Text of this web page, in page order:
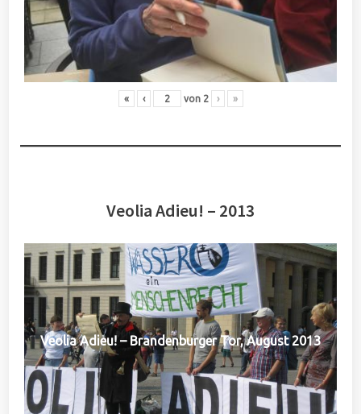
« ‹ von 2 › »
Veolia Adieu! – 2013
Veolia Adieu! – Brandenburger Tor, August 2013